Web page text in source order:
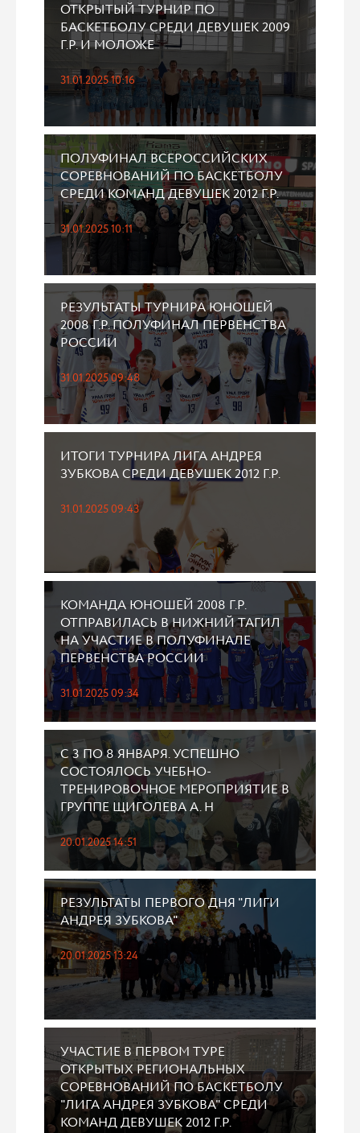
ОТКРЫТЫЙ ТУРНИР ПО
БАСКЕТБОЛУ СРЕДИ ДЕВУШЕК 2009
Г.Р. И МОЛОЖЕ
31.01.2025 10:16
ПОЛУФИНАЛ ВСЕРОССИЙСКИХ
СОРЕВНОВАНИЙ ПО БАСКЕТБОЛУ
СРЕДИ КОМАНД ДЕВУШЕК 2012 Г.Р.
31.01.2025 10:11
РЕЗУЛЬТАТЫ ТУРНИРА ЮНОШЕЙ
2008 Г.Р. ПОЛУФИНАЛ ПЕРВЕНСТВА
РОССИИ
31.01.2025 09:48
ИТОГИ ТУРНИРА ЛИГА АНДРЕЯ
ЗУБКОВА СРЕДИ ДЕВУШЕК 2012 Г.Р.
31.01.2025 09:43
КОМАНДА ЮНОШЕЙ 2008 Г.Р.
ОТПРАВИЛАСЬ В НИЖНИЙ ТАГИЛ
НА УЧАСТИЕ В ПОЛУФИНАЛЕ
ПЕРВЕНСТВА РОССИИ
31.01.2025 09:34
С 3 ПО 8 ЯНВАРЯ. УСПЕШНО
СОСТОЯЛОСЬ УЧЕБНО-
ТРЕНИРОВОЧНОЕ МЕРОПРИЯТИЕ В
ГРУППЕ ЩИГОЛЕВА А. Н
20.01.2025 14:51
РЕЗУЛЬТАТЫ ПЕРВОГО ДНЯ "ЛИГИ
АНДРЕЯ ЗУБКОВА"
20.01.2025 13:24
УЧАСТИЕ В ПЕРВОМ ТУРЕ
ОТКРЫТЫХ РЕГИОНАЛЬНЫХ
СОРЕВНОВАНИЙ ПО БАСКЕТБОЛУ
"ЛИГА АНДРЕЯ ЗУБКОВА" СРЕДИ
КОМАНД ДЕВУШЕК 2012 Г.Р.